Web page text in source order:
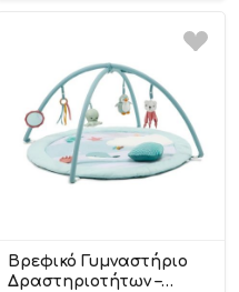
Βρεφικό Γυμναστήριο
Δραστηριοτήτων –